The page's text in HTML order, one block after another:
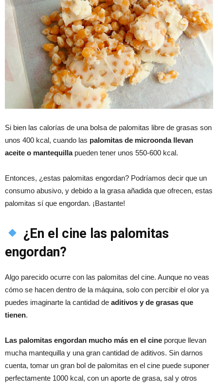
Si bien las calorías de una bolsa de palomitas libre de grasas son
unos 400 kcal, cuando las palomitas de microonda llevan
aceite o mantequillapueden tener unos 550-600 kcal.
Entonces, ¿estas palomitas engordan? Podríamos decir que un
consumo abusivo, y debido a la grasa añadida que ofrecen, estas
palomitas sí que engordan. ¡Bastante!
¿En el cine las palomitas
engordan?
Algo parecido ocurre con las palomitas del cine. Aunque no veas
cómo se hacen dentro de la máquina, solo con percibir el olor ya
puedes imaginarte la cantidad de aditivos y de grasas que
tienen.
Las palomitas engordan mucho más en el cine porque llevan
mucha mantequilla y una gran cantidad de aditivos. Sin darnos
cuenta, tomar un gran bol de palomitas en el cine puede suponer
perfectamente 1000 kcal, con un aporte de grasa, sal y otros